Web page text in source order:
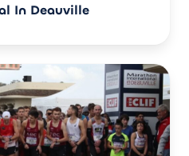
In Deauville